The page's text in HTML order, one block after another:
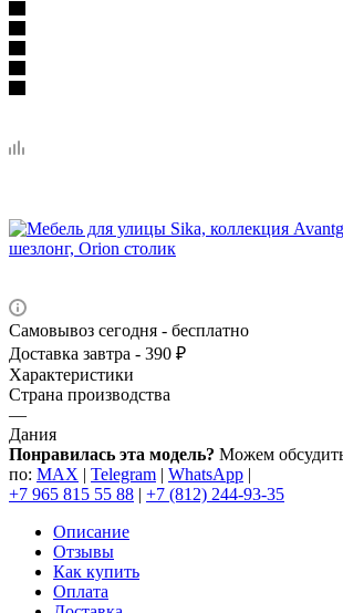
Самовывоз сегодня - бесплатно
Доставка завтра - 390 ₽
Характеристики
Страна производства
—
Дания
Понравилась эта модель? Можем
по: MAX | Telegram | WhatsApp |
+7 965 815 55 88 | +7 (812) 244-93-35
Описание
Отзывы
Как купить
Оплата